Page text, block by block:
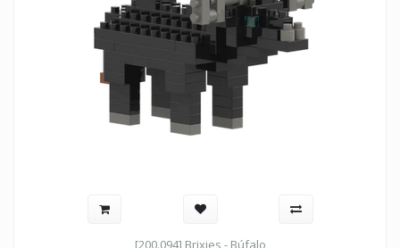
[200.094] Brixies - Búfalo